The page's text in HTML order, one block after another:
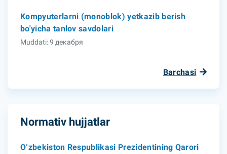
Kompyuterlarni (monoblok) yetkazib berish
bo'yicha tanlov savdolari
Muddati: 9 декабря
Barchasi
Normativ hujjatlar
O‘zbekiston Respublikasi Prezidentining Qarori